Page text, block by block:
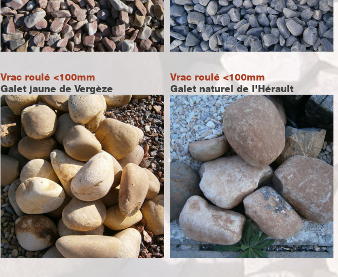
Vrac roulé <100mm
Galet jaune de Vergèze
Vrac roulé <100mm
Galet naturel de l'Hérault